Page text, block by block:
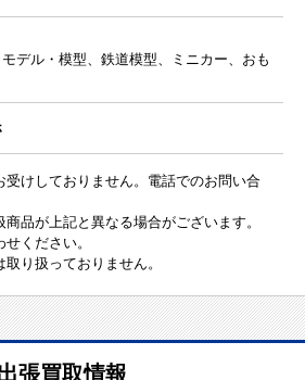
デル・模型、鉄道模型、ミニカー、おも
けしておりません。電話でのお問い合
品が上記と異なる場合がございます。
ください。
り扱っておりません。
張買取情報